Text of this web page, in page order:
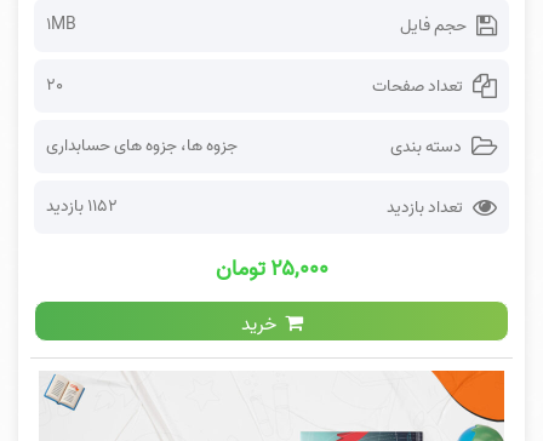
حجم فایل 1MB
تعداد صفحات 20
دسته بندی جزوه ها،جزوه های حسابداری
تعداد بازدید 1152 بازدید
۲۵,۰۰۰ تومان
خرید